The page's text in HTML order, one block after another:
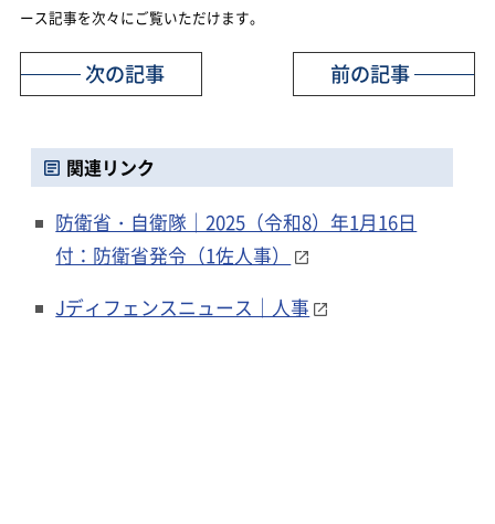
ース記事を次々にご覧いただけます。
前の記事
次の記事
関連リンク
防衛省・自衛隊｜2025（令和8）年1月16日
付：防衛省発令（1佐人事）
Jディフェンスニュース｜人事